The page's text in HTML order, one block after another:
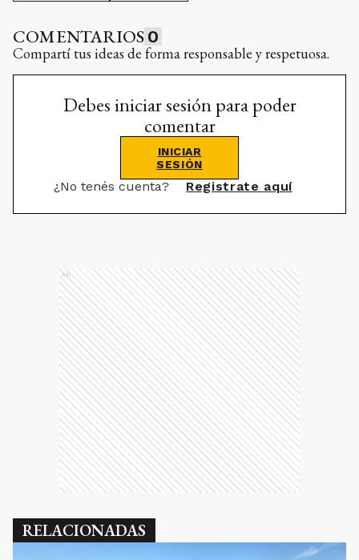
COMENTARIOS 0
Compartí tus ideas de forma responsable y respetuosa.
Debes iniciar sesión para poder
comentar
INICIAR
SESIÓN
¿No tenés cuenta? Registrate aquí
Ads
RELACIONADAS